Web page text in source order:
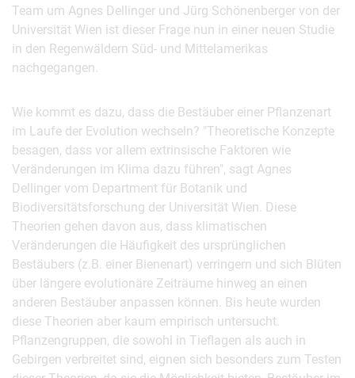
Team um Agnes Dellinger und Jürg Schönenberger von der
Universität Wien ist dieser Frage nun in einer neuen Studie
in den Regenwäldern Süd- und Mittelamerikas
nachgegangen.
Wie kommt es dazu, dass die Bestäuber einer Pflanzenart
im Laufe der Evolution wechseln? "Theoretische Konzepte
besagen, dass vor allem extrinsische Faktoren wie
Veränderungen im Klima dazu führen", sagt Agnes
Dellinger vom Department für Botanik und
Biodiversitätsforschung der Universität Wien. Diese
Theorien gehen davon aus, dass klimatischen
Veränderungen die Häufigkeit des ursprünglichen
Bestäubers (z.B. einer Bienenart) verringern und sich Blüten
über längere evolutionäre Zeiträume hinweg an einen
anderen Bestäuber anpassen können. Bis heute wurden
diese Theorien aber kaum empirisch untersucht.
Pflanzengruppen, die sowohl in Tieflagen als auch in
Gebirgen verbreitet sind, eignen sich besonders zum Testen